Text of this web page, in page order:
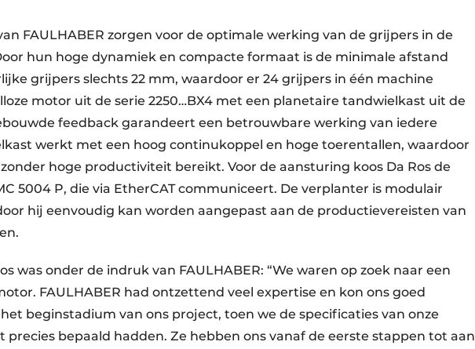
FAULHABER zorgen voor de optimale werking van de grijpers in de
hun hoge dynamiek en compacte formaat is de minimale afstand
grijpers slechts 22 mm, waardoor er 24 grijpers in één machine
motor uit de serie 2250…BX4 met een planetaire tandwielkast uit de
feedback garandeert een betrouwbare werking van iedere
werkt met een hoog continukoppel en hoge toerentallen, waardoor
hoge productiviteit bereikt. Voor de aansturing koos Da Ros de
5004 P, die via EtherCAT communiceert. De verplanter is modulair
hij eenvoudig kan worden aangepast aan de productievereisten van
was onder de indruk van FAULHABER: “We waren op zoek naar een
FAULHABER had ontzettend veel expertise en kon ons goed
beginstadium van ons project, toen we de specificaties van onze
precies bepaald hadden. Ze hebben ons vanaf de eerste stappen tot aan